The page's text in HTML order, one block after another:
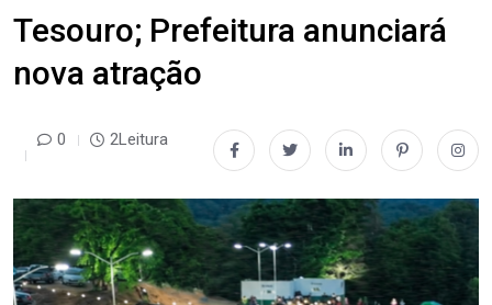
Tesouro; Prefeitura anunciará
nova atração
0 2Leitura